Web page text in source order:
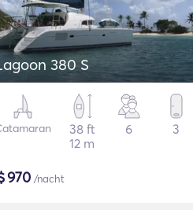
380 S
38 ft
12 m
6 3
970 /nacht